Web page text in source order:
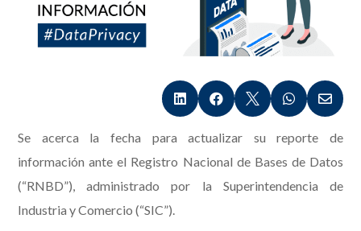
    
Se acerca la fecha para actualizar su reporte de
información ante el Registro Nacional de Bases de Datos
(“RNBD”), administrado por la Superintendencia de
Industria y Comercio (“SIC”).